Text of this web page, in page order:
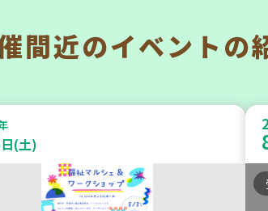
兵庫区
地区本部】こべっこBOSAI(ぼ
)教室～かぞくで楽しくまなぼ
～
平和・防災
間近のイベントの
日(土)